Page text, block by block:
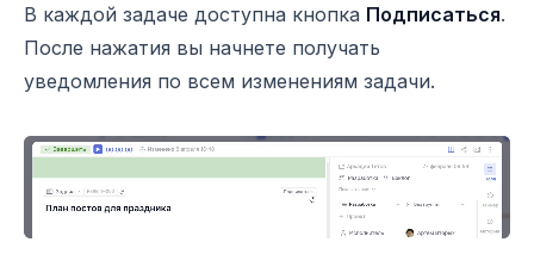
В каждой задаче доступна кнопка Подписаться.
После нажатия вы начнете получать
уведомления по всем изменениям задачи.